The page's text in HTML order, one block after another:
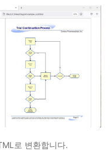
로 변환합니다.